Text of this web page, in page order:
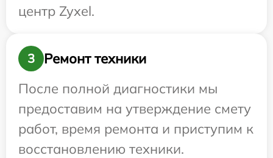
центр Zyxel.
3
Ремонт техники
После полной диагностики мы
предоставим на утверждение смету
работ, время ремонта и приступим к
восстановлению техники.